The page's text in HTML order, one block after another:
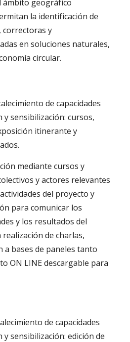
ámbito geográfico
la identificación de
correctoras y
en soluciones naturales,
circular.
de capacidades
y sensibilización: cursos,
itinerante y
mediante cursos y
y actores relevantes
del proyecto y
para comunicar los
y los resultados del
de charlas,
a bases de paneles tanto
ON LINE descargable para
de capacidades
y sensibilización: edición de